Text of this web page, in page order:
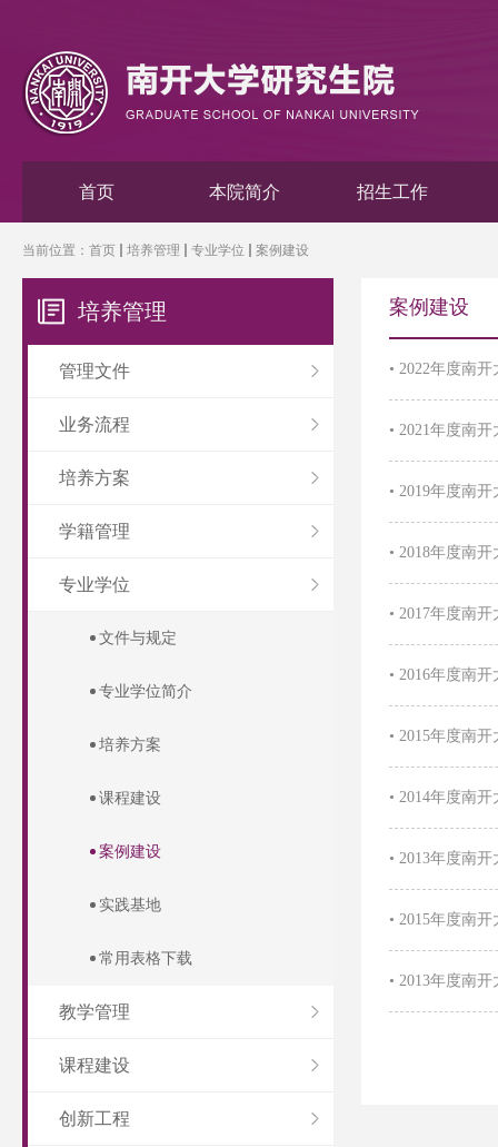
首页 本院简介 招生工作
当前位置： 首页 培养管理 专业学位 案例建设
培养管理
管理文件
业务流程
培养方案
学籍管理
专业学位
文件与规定
专业学位简介
培养方案
课程建设
案例建设
实践基地
常用表格下载
教学管理
课程建设
创新工程
案例建设
• 2022年度南
• 2021年度南
• 2019年度南
• 2018年度南
• 2017年度南
• 2016年度南
• 2015年度南
• 2014年度南
• 2013年度南
• 2015年度南
• 2013年度南